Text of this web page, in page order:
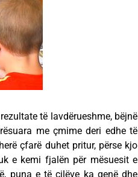
të lavdërueshme, bëjnë
me çmime deri edhe të
çfarë duhet pritur, përse kjo
e kemi fjalën për mësuesit e
puna e të cilëve ka qenë dhe